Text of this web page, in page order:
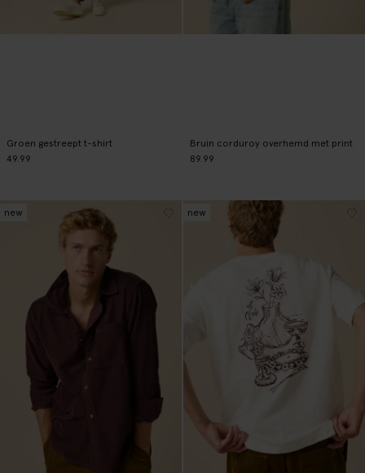
Groen gestreept t-shirt
49.99
Bruin corduroy overhemd met print
89.99
new new